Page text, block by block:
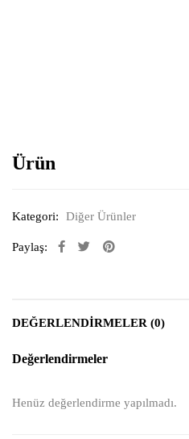
Ürün
Kategori: Diğer Ürünler
Paylaş:
DEĞERLENDIRMELER (0)
Değerlendirmeler
Henüz değerlendirme yapılmadı.